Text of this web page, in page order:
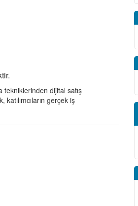
tekniklerinden dijital satış
gerçek iş